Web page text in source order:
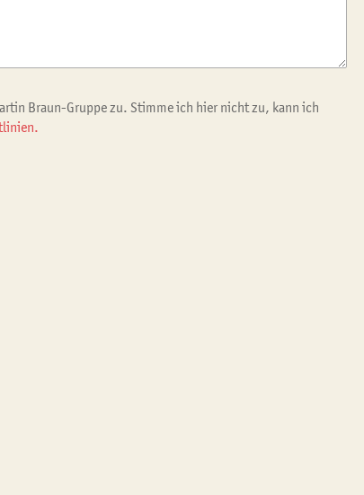
Braun-Gruppe zu. Stimme ich hier nicht zu, kann ich